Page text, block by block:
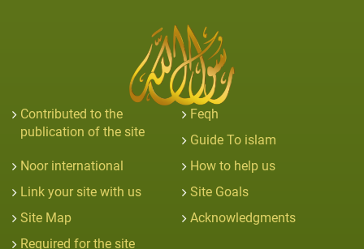
Contributed to the
publication of the site
Feqh
Guide To islam
Noor international
How to help us
Link your site with us
Site Goals
Site Map
Acknowledgments
Required for the site